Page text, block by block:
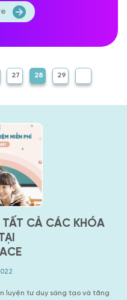
27 28 29
TẤT CẢ CÁC KHÓA
luyện tư duy sáng tạo và tăng